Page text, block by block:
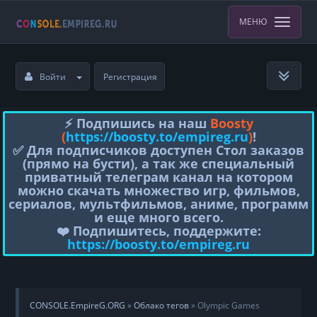
МЕНЮ
Войти Регистрация
⚡️ Подпишись на наш Boosty
(https://boosty.to/empireg.ru)!
✅ Для подписчиков доступен Стол заказов
(прямо на бусти), а так же специальный
приватный телеграм канал на котором
можно скачать множество игр, фильмов,
сериалов, мультфильмов, аниме, программ
и еще много всего.
❤️ Подпишитесь, поддержите:
https://boosty.to/empireg.ru
CONSOLE.EmpireG.ORG »Облако тегов» Olympic Games